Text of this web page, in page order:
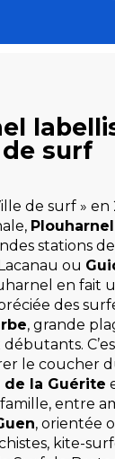
de surf
de surf » en
Plouharnel
stations
ou
en fait
des
, grande
le coucher
de la Guérite
entre
, orientée
kite-